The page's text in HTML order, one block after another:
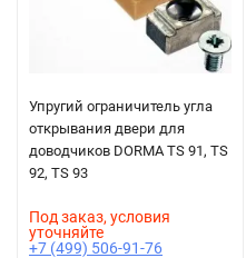
Упругий ограничитель угла
открывания двери для
доводчиков DORMA TS 91, TS
92, TS 93
Под заказ, условия
уточняйте
+7 (499) 506-91-76